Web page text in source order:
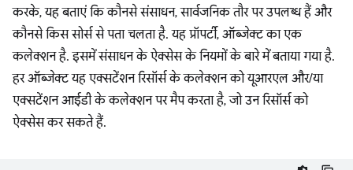
करके, यह बताएं कि कौनसे संसाधन, सार्वजनिक तौर पर उपलब्ध हैं और
कौनसे किस सोर्स से पता चलता है. यह प्रॉपर्टी, ऑब्जेक्ट का एक
कलेक्शन है. इसमें संसाधन के ऐक्सेस के नियमों के बारे में बताया गया है.
हर ऑब्जेक्ट यह एक्सटेंशन रिसॉर्स के कलेक्शन को यूआरएल और/या
एक्सटेंशन आईडी के कलेक्शन पर मैप करता है, जो उन रिसॉर्स को
ऐक्सेस कर सकते हैं.